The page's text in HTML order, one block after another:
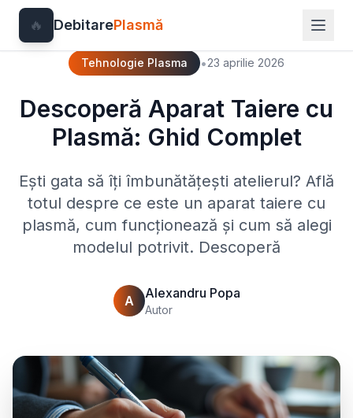
🔥 DebitarePlasmă
Tehnologie Plasma •23 aprilie 2026
Descoperă Aparat Taiere cu
Plasmă: Ghid Complet
Ești gata să îți îmbunătățești atelierul? Află
totul despre ce este un aparat taiere cu
plasmă, cum funcționează și cum să alegi
modelul potrivit. Descoperă
A Alexandru Popa
Autor